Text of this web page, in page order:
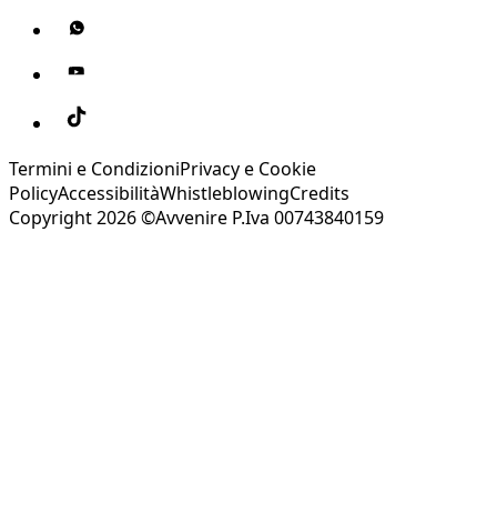
Termini e CondizioniPrivacy e Cookie
PolicyAccessibilitàWhistleblowingCredits
Copyright 2026 ©Avvenire P.Iva 00743840159